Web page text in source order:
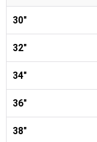
30"
32"
34"
36"
38"